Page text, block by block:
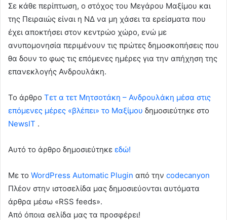
Σε κάθε περίπτωση, ο στόχος του Μεγάρου Μαξίμου και
της Πειραιώς είναι η ΝΔ να μη χάσει τα ερείσματα που
έχει αποκτήσει στον κεντρώο χώρο, ενώ με
ανυπομονησία περιμένουν τις πρώτες δημοσκοπήσεις που
θα δουν το φως τις επόμενες ημέρες για την απήχηση της
επανεκλογής Ανδρουλάκη.
To άρθρο Τετ α τετ Μητσοτάκη – Ανδρουλάκη μέσα στις
επόμενες μέρες «βλέπει» το Μαξίμου δημοσιεύτηκε στο
NewsIT .
Αυτό το άρθρο δημοσιεύτηκε εδώ!
Με το WordPress Automatic Plugin από την codecanyon
Πλέον στην ιστοσελίδα μας δημοσιεύονται αυτόματα
άρθρα μέσω «RSS feeds».
Από όποια σελίδα μας τα προσφέρει!